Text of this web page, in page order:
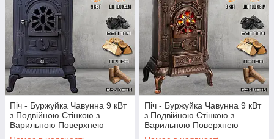
Піч - Буржуйка Чавунна 9 кВт
з Подвійною Стінкою з
Варильною Поверхнею
Камін Koza Ingrid
Піч - Буржуйка Чавунна 9 кВт
з Подвійною Стінкою з
Варильною Поверхнею
Камін Koza Ingrid